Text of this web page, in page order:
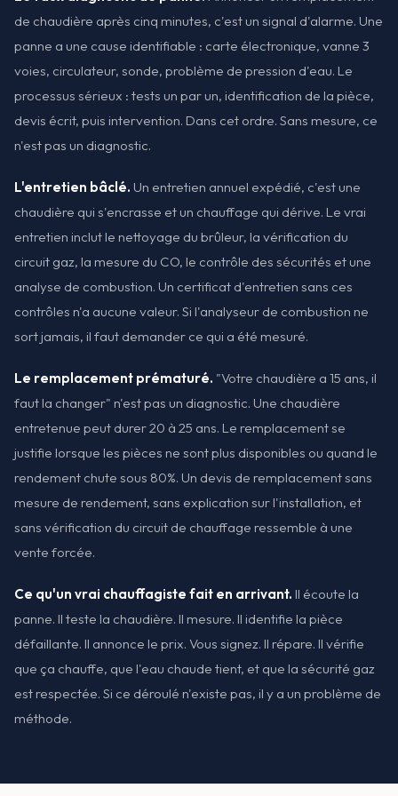
de chaudière après cinq minutes, c'est un signal d'alarme. Une
panne a une cause identifiable : carte électronique, vanne 3
voies, circulateur, sonde, problème de pression d'eau. Le
processus sérieux : tests un par un, identification de la pièce,
devis écrit, puis intervention. Dans cet ordre. Sans mesure, ce
n'est pas un diagnostic.
L'entretien bâclé. Un entretien annuel expédié, c'est une
chaudière qui s'encrasse et un chauffage qui dérive. Le vrai
entretien inclut le nettoyage du brûleur, la vérification du
circuit gaz, la mesure du CO, le contrôle des sécurités et une
analyse de combustion. Un certificat d'entretien sans ces
contrôles n'a aucune valeur. Si l'analyseur de combustion ne
sort jamais, il faut demander ce qui a été mesuré.
Le remplacement prématuré. "Votre chaudière a 15 ans, il
faut la changer" n'est pas un diagnostic. Une chaudière
entretenue peut durer 20 à 25 ans. Le remplacement se
justifie lorsque les pièces ne sont plus disponibles ou quand le
rendement chute sous 80%. Un devis de remplacement sans
mesure de rendement, sans explication sur l'installation, et
sans vérification du circuit de chauffage ressemble à une
vente forcée.
Ce qu'un vrai chauffagiste fait en arrivant. Il écoute la
panne. Il teste la chaudière. Il mesure. Il identifie la pièce
défaillante. Il annonce le prix. Vous signez. Il répare. Il vérifie
que ça chauffe, que l'eau chaude tient, et que la sécurité gaz
est respectée. Si ce déroulé n'existe pas, il y a un problème de
méthode.